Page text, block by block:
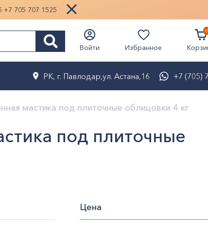
+7 705 707 1525
Войти Избранное
0
РК, г. Павлодар,ул. Астана,16 +7 (705)
мастика под плиточные облицовки 4 кг
под плиточные
Цена